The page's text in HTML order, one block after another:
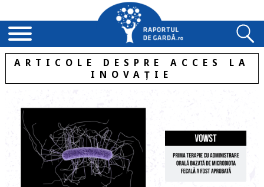
ARTICOLE DESPRE ACCES LA
INOVAȚIE